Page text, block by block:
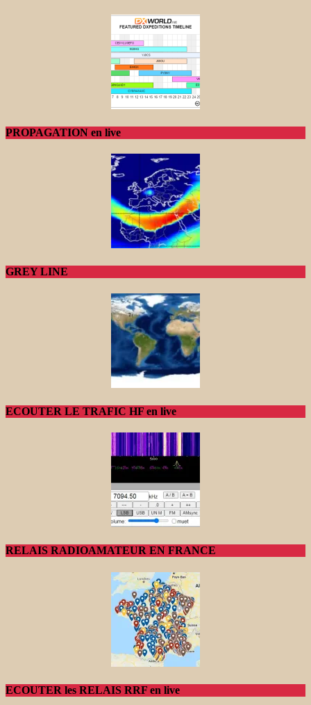
PROPAGATION en live
GREY LINE
ECOUTER LE TRAFIC HF en live
RELAIS RADIOAMATEUR EN FRANCE
ECOUTER les RELAIS RRF en live